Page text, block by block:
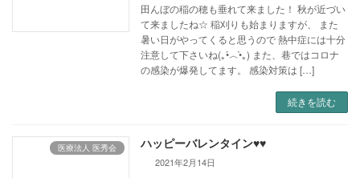
田んぼの稲の穂も垂れて来ました！ 秋が近づい
て来ましたね☆ 稲刈りも始まりますが、 また
暑い日がやってくると思うので 熱中症には十分
注意して下さいね(｡•́︿•̀｡) また、巷ではコロナ
の感染が爆発してます。 感染対策は […]
続きを読む
医療法人 医秀会 ハッピーバレンタイン♥♥
2021年2月14日